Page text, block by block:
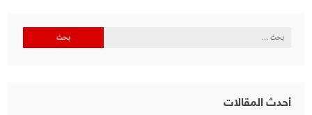
البحث
أحدث المقالات